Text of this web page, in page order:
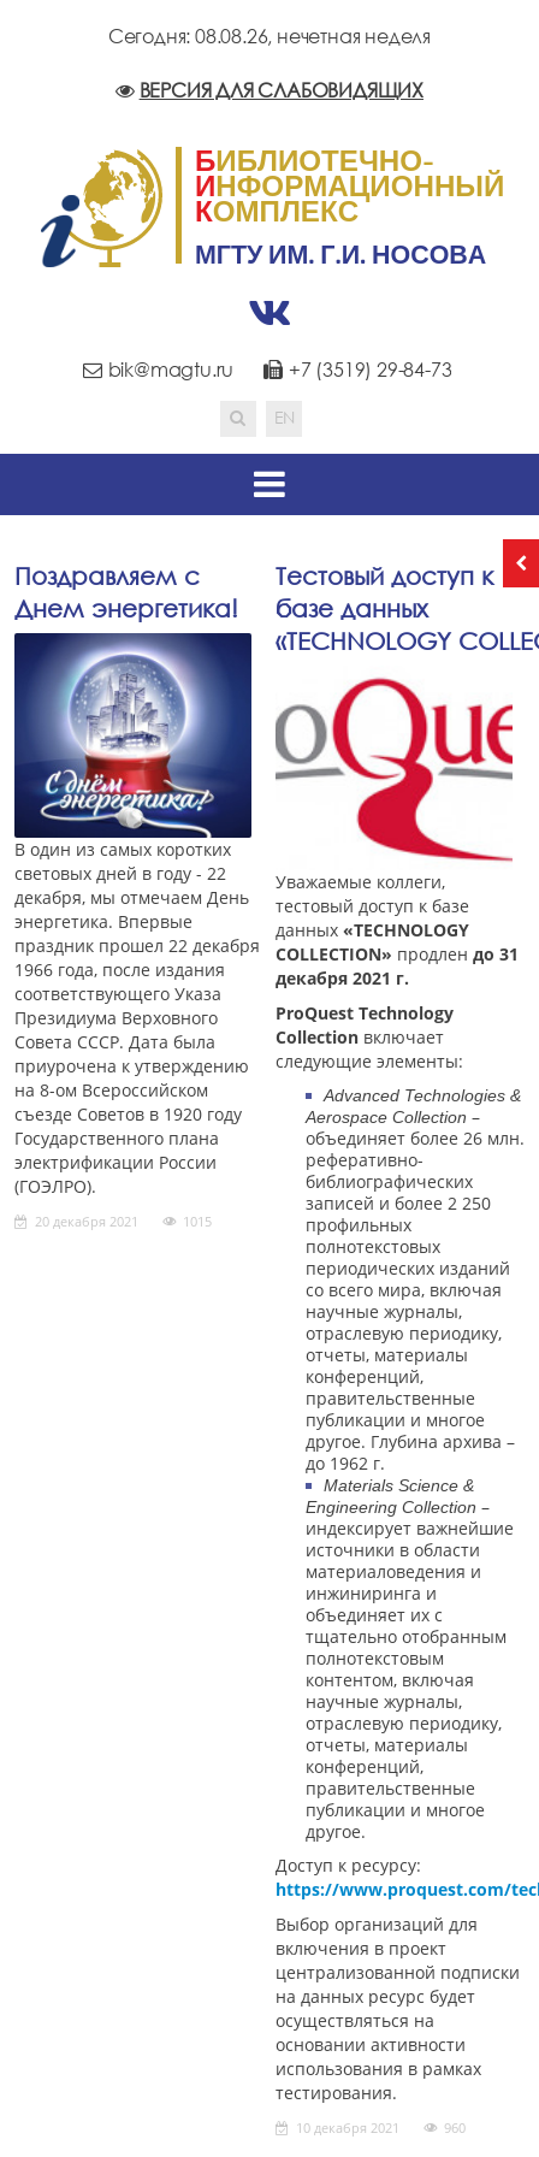
Сегодня: 08.08.26, нечетная неделя
ВЕРСИЯ ДЛЯ СЛАБОВИДЯЩИХ
bik@magtu.ru +7 (3519) 29-84-73
Поздравляем с
Днем энергетика!
В один из самых коротких
световых дней в году - 22
декабря, мы отмечаем День
энергетика. Впервые
праздник прошел 22 декабря
1966 года, после издания
соответствующего Указа
Президиума Верховного
Совета СССР. Дата была
приурочена к утверждению
на 8-ом Всероссийском
съезде Советов в 1920 году
Государственного плана
электрификации России
(ГОЭЛРО).
20 декабря 2021 1015
Тестовый доступ к
базе данных
«TECHNOLOGY
Уважаемые коллеги,
тестовый доступ к базе
данных«TECHNOLOGY
COLLECTION» продлен до 31
декабря 2021 г.
ProQuest Technology
Collection включает
следующие элементы:
Advanced Technologies &
Aerospace Collection –
объединяет более 26 млн.
реферативно-
библиографических
записей и более 2 250
профильных
полнотекстовых
периодических изданий
со всего мира, включая
научные журналы,
отраслевую периодику,
отчеты, материалы
конференций,
правительственные
публикации и многое
другое. Глубина архива –
до 1962 г.
Materials Science &
Engineering Collection –
индексирует важнейшие
источники в области
материаловедения и
инжиниринга и
объединяет их с
тщательно отобранным
полнотекстовым
контентом, включая
научные журналы,
отраслевую периодику,
отчеты, материалы
конференций,
правительственные
публикации и многое
другое.
Доступ к ресурсу:
https://www.proquest.com/
Выбор организаций для
включения в проект
централизованной подписки
на данных ресурс будет
осуществляться на
основании активности
использования в рамках
тестирования.
10 декабря 2021 960